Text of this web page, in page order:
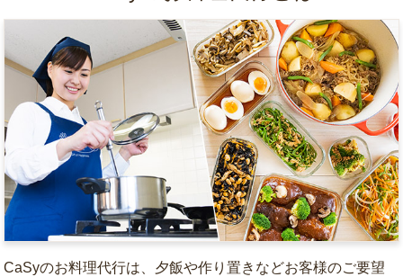
CaSyのお料理代行は、夕飯や作り置きなどお客様のご要望